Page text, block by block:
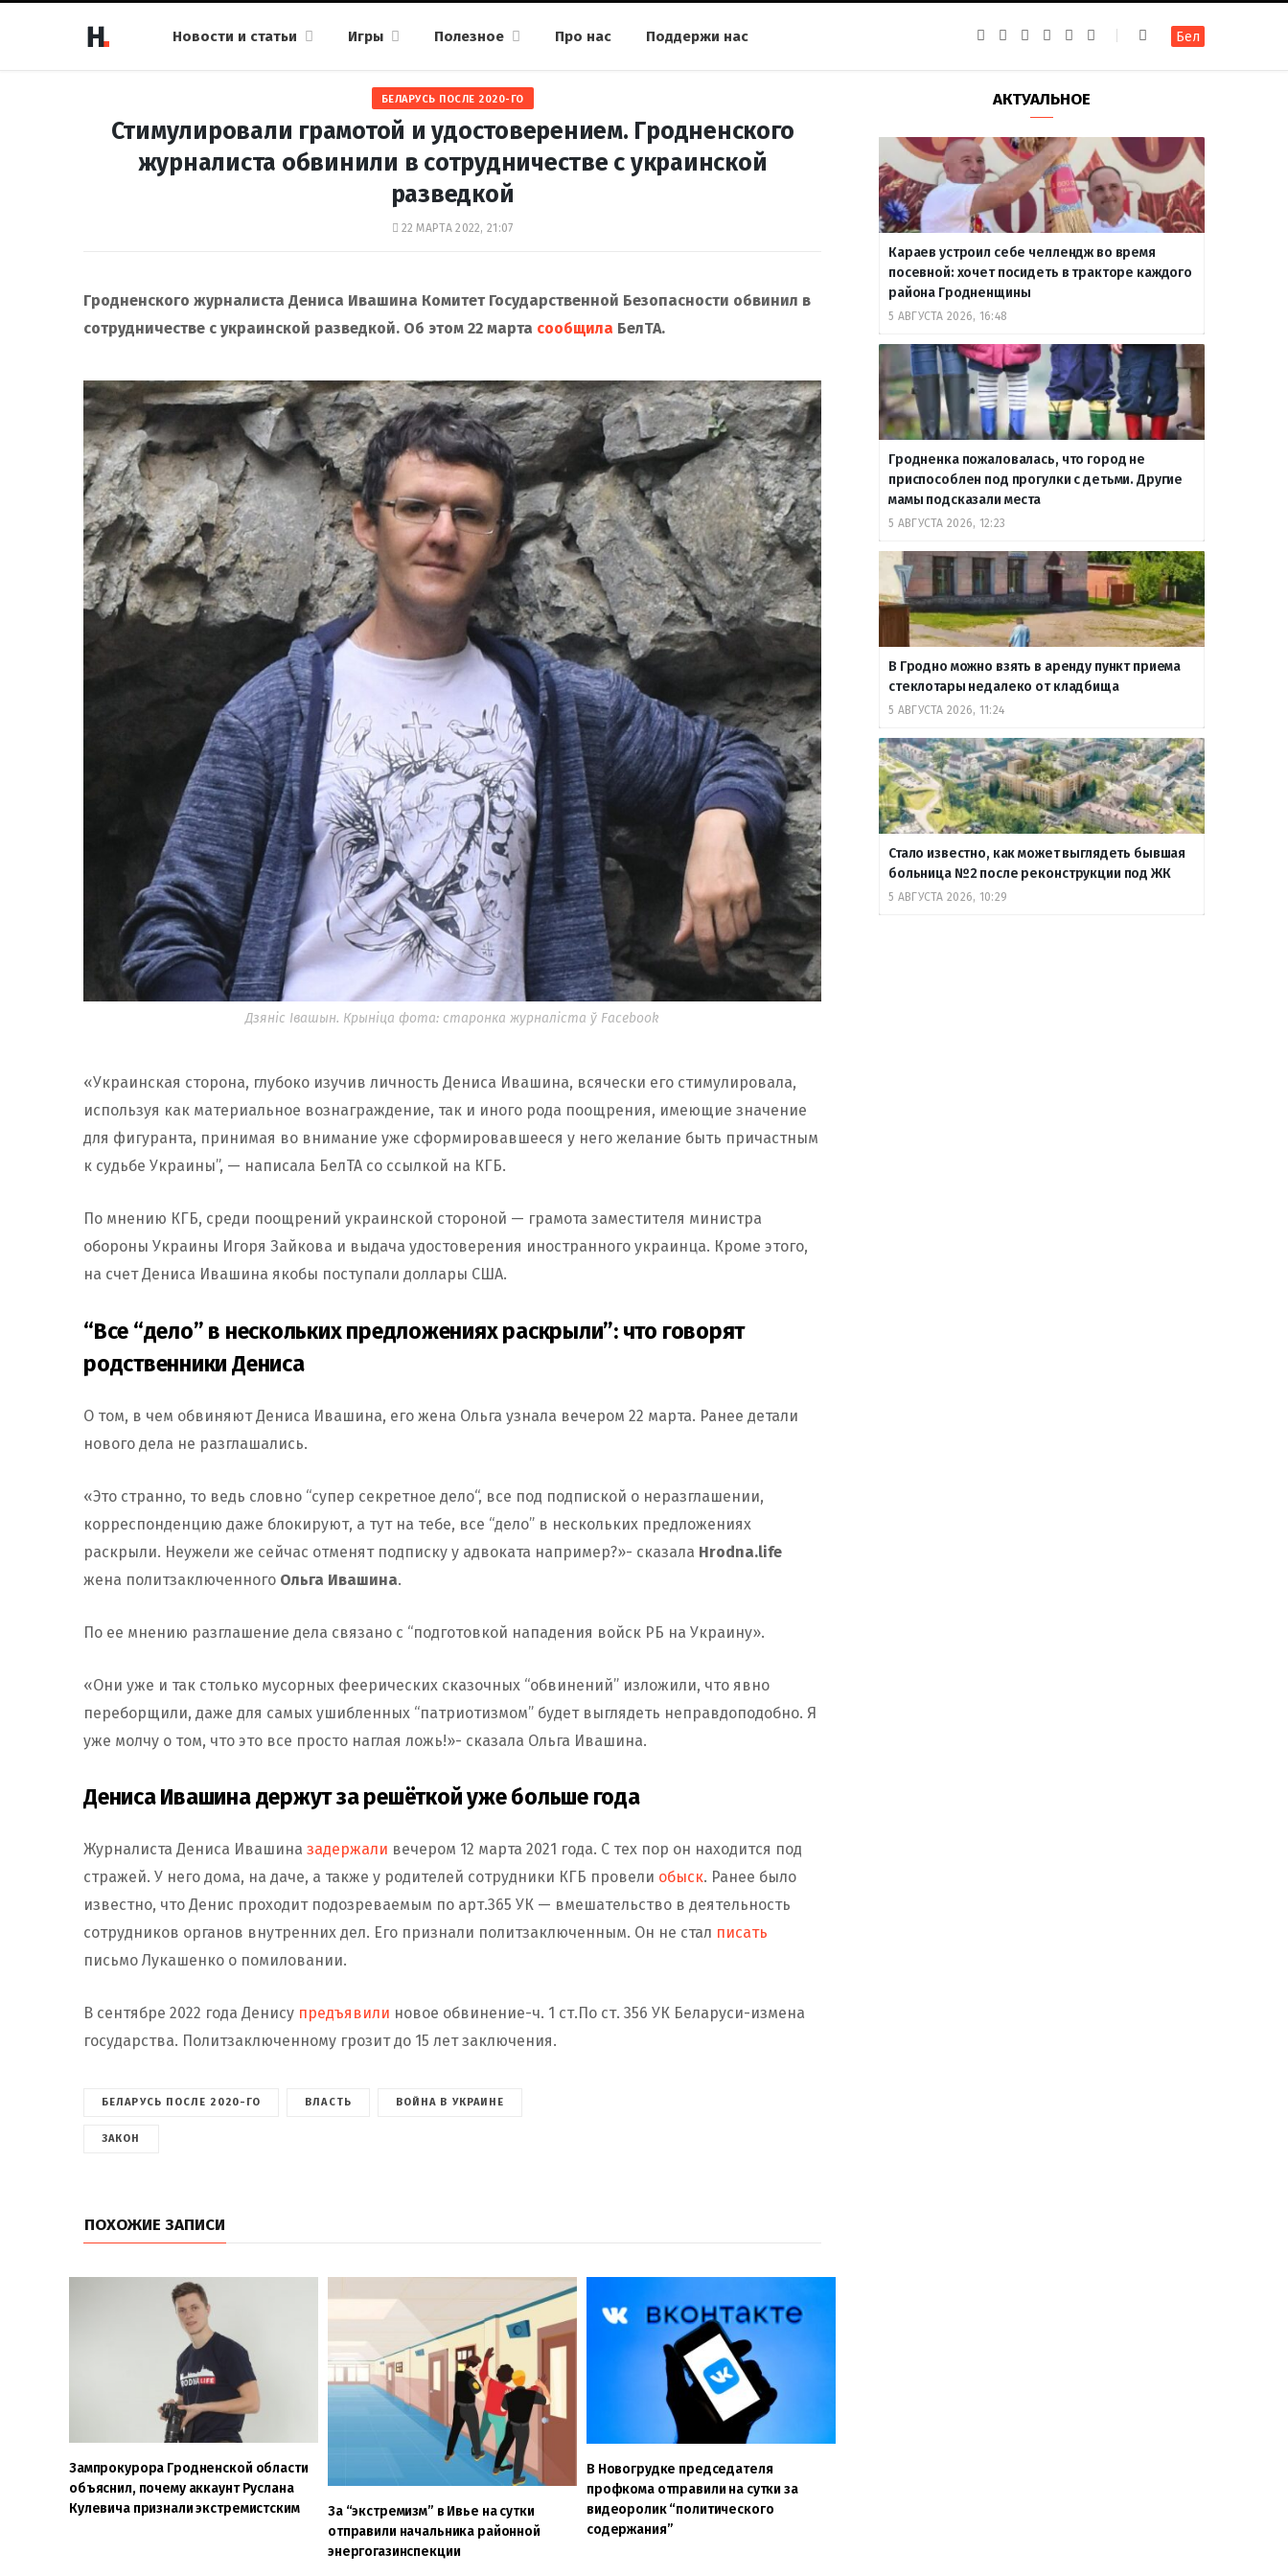
Новости и статьи Игры Полезное Про нас Поддержи нас
k
a
g
a
m
g
r
a
m
u
b
т
е
Бел
БЕЛАРУСЬ ПОСЛЕ 2020-ГО
Стимулировали грамотой и удостоверением. Гродненского
журналиста обвинили в сотрудничестве с украинской
разведкой
22 МАРТА 2022, 21:07
Гродненского журналиста Дениса Ивашина Комитет Государственной Безопасности обвинил в
сотрудничестве с украинской разведкой. Об этом 22 марта сообщила БелТА.
Дзяніс Івашын. Крыніца фота: старонка журналіста ў Facebook
«Украинская сторона, глубоко изучив личность Дениса Ивашина, всячески его стимулировала,
используя как материальное вознаграждение, так и иного рода поощрения, имеющие значение
для фигуранта, принимая во внимание уже сформировавшееся у него желание быть причастным
к судьбе Украины”, — написала БелТА со ссылкой на КГБ.
По мнению КГБ, среди поощрений украинской стороной — грамота заместителя министра
обороны Украины Игоря Зайкова и выдача удостоверения иностранного украинца. Кроме этого,
на счет Дениса Ивашина якобы поступали доллары США.
“Все “дело” в нескольких предложениях раскрыли”: что говорят
родственники Дениса
О том, в чем обвиняют Дениса Ивашина, его жена Ольга узнала вечером 22 марта. Ранее детали
нового дела не разглашались.
«Это странно, то ведь словно “супер секретное дело“, все под подпиской о неразглашении,
корреспонденцию даже блокируют, а тут на тебе, все “дело” в нескольких предложениях
раскрыли. Неужели же сейчас отменят подписку у адвоката например?»- сказала Hrodna.life
жена политзаключенного Ольга Ивашина.
По ее мнению разглашение дела связано с “подготовкой нападения войск РБ на Украину».
«Они уже и так столько мусорных феерических сказочных “обвинений” изложили, что явно
переборщили, даже для самых ушибленных “патриотизмом” будет выглядеть неправдоподобно. Я
уже молчу о том, что это все просто наглая ложь!»- сказала Ольга Ивашина.
Дениса Ивашина держут за решёткой уже больше года
Журналиста Дениса Ивашина задержали вечером 12 марта 2021 года. С тех пор он находится под
стражей. У него дома, на даче, а также у родителей сотрудники КГБ провели обыск. Ранее было
известно, что Денис проходит подозреваемым по арт.365 УК — вмешательство в деятельность
сотрудников органов внутренних дел. Его признали политзаключенным. Он не стал писать
письмо Лукашенко о помиловании.
В сентябре 2022 года Денису предъявили новое обвинение-ч. 1 ст.По ст. 356 УК Беларуси-измена
государства. Политзаключенному грозит до 15 лет заключения.
БЕЛАРУСЬ ПОСЛЕ 2020-ГО ВЛАСТЬ ВОЙНА В УКРАИНЕ
ЗАКОН
ПОХОЖИЕ ЗАПИСИ
Зампрокурора Гродненской области
объяснил, почему аккаунт Руслана
Кулевича признали экстремистским
За “экстремизм” в Ивье на сутки
отправили начальника районной
энергогазинспекции
В Новогрудке председателя
профкома отправили на сутки за
видеоролик “политического
содержания”
АКТУАЛЬНОЕ
Караев устроил себе челлендж во время
посевной: хочет посидеть в тракторе каждого
района Гродненщины
5 АВГУСТА 2026, 16:48
Гродненка пожаловалась, что город не
приспособлен под прогулки с детьми. Другие
мамы подсказали места
5 АВГУСТА 2026, 12:23
В Гродно можно взять в аренду пункт приема
стеклотары недалеко от кладбища
5 АВГУСТА 2026, 11:24
Стало известно, как может выглядеть бывшая
больница №2 после реконструкции под ЖК
5 АВГУСТА 2026, 10:29